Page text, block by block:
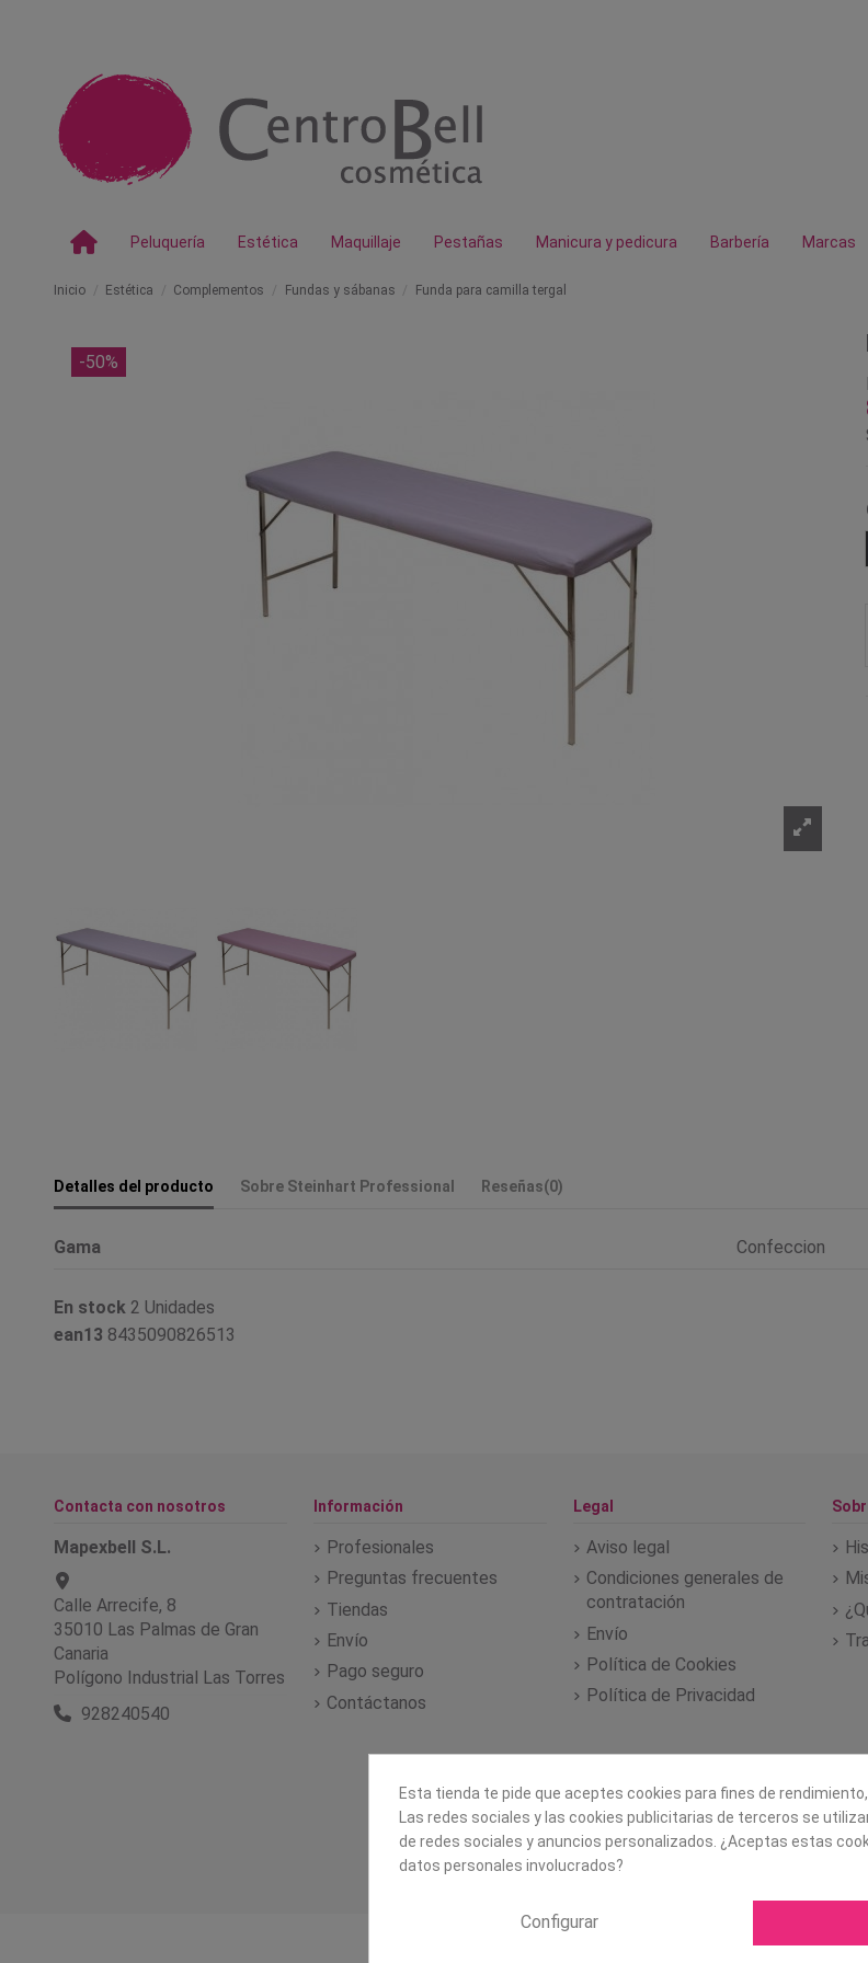
Peluquería Estética Maquillaje Pestañas Manicura y pedicura Barbería Marcas
Inicio Estética Complementos Fundas y sábanas Funda para camilla tergal
-50%
Detalles del producto Sobre Steinhart Professional Reseñas(0)
Gama Confeccion
En stock 2 Unidades
ean13 8435090826513
Contacta con nosotros
Mapexbell S.L.
Calle Arrecife, 8
35010 Las Palmas de Gran
Canaria
Polígono Industrial Las Torres
928240540
Información
Profesionales
Preguntas frecuentes
Tiendas
Envío
Pago seguro
Contáctanos
Legal
Aviso legal
Condiciones generales de
contratación
Envío
Política de Cookies
Política de Privacidad
Esta tienda te pide que aceptes cookies para fines de
Las redes sociales y las cookies publicitarias de terceros se
de redes sociales y anuncios personalizados. ¿Aceptas estas
datos personales involucrados?
Configurar